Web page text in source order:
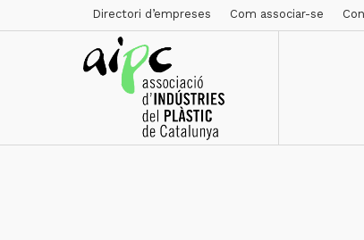
Directori d’empreses Com associar-se